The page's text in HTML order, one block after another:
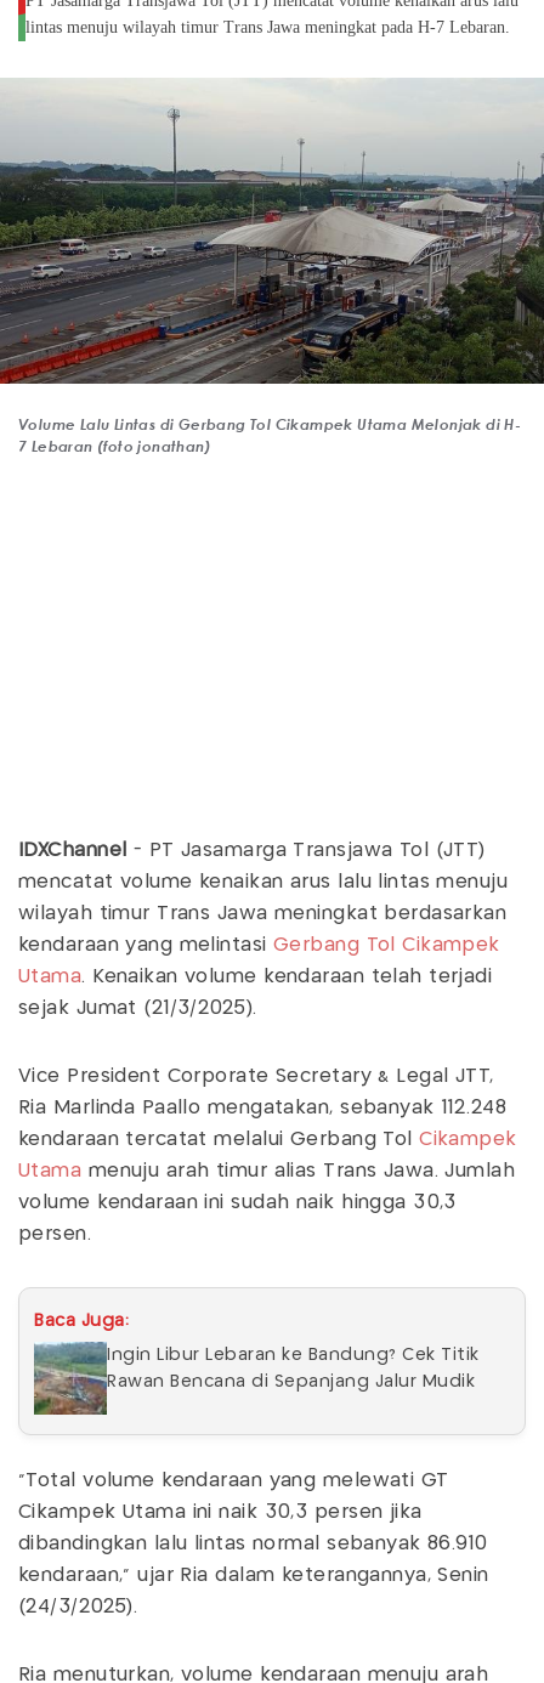
lintas menuju wilayah timur Trans Jawa meningkat pada H-7 Lebaran.
Volume Lalu Lintas di Gerbang Tol Cikampek Utama Melonjak di H-
7 Lebaran (foto jonathan)
IDXChannel - PT Jasamarga Transjawa Tol (JTT)
mencatat volume kenaikan arus lalu lintas menuju
wilayah timur Trans Jawa meningkat berdasarkan
kendaraan yang melintasiGerbang Tol Cikampek
Utama. Kenaikan volume kendaraan telah terjadi
sejak Jumat (21/3/2025).
Vice President Corporate Secretary & Legal JTT,
Ria Marlinda Paallo mengatakan, sebanyak 112.248
kendaraan tercatat melalui Gerbang TolCikampek
Utama menuju arah timur alias Trans Jawa. Jumlah
volume kendaraan ini sudah naik hingga 30,3
persen.
Baca Juga:
Ingin Libur Lebaran ke Bandung? Cek Titik
Rawan Bencana di Sepanjang Jalur Mudik
"Total volume kendaraan yang melewati GT
Cikampek Utama ini naik 30,3 persen jika
dibandingkan lalu lintas normal sebanyak 86.910
kendaraan," ujar Ria dalam keterangannya, Senin
(24/3/2025).
Ria menuturkan, volume kendaraan menuju arah